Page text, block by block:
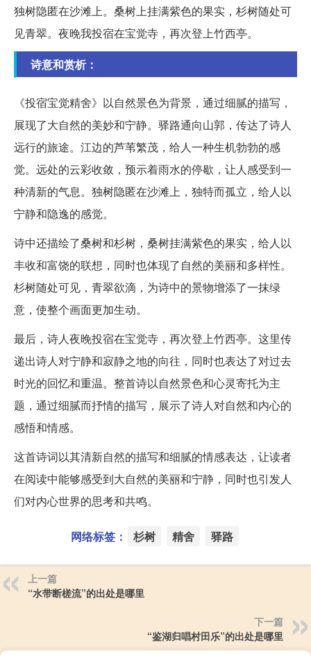
独树隐匿在沙滩上。桑树上挂满紫色的果实，杉树随处可
见青翠。夜晚我投宿在宝觉寺，再次登上竹西亭。
诗意和赏析：
《投宿宝觉精舍》以自然景色为背景，通过细腻的描写，
展现了大自然的美妙和宁静。驿路通向山郭，传达了诗人
远行的旅途。江边的芦苇繁茂，给人一种生机勃勃的感
觉。远处的云彩收敛，预示着雨水的停歇，让人感受到一
种清新的气息。独树隐匿在沙滩上，独特而孤立，给人以
宁静和隐逸的感觉。
诗中还描绘了桑树和杉树，桑树挂满紫色的果实，给人以
丰收和富饶的联想，同时也体现了自然的美丽和多样性。
杉树随处可见，青翠欲滴，为诗中的景物增添了一抹绿
意，使整个画面更加生动。
最后，诗人夜晚投宿在宝觉寺，再次登上竹西亭。这里传
递出诗人对宁静和寂静之地的向往，同时也表达了对过去
时光的回忆和重温。整首诗以自然景色和心灵寄托为主
题，通过细腻而抒情的描写，展示了诗人对自然和内心的
感悟和情感。
这首诗词以其清新自然的描写和细腻的情感表达，让读者
在阅读中能够感受到大自然的美丽和宁静，同时也引发人
们对内心世界的思考和共鸣。
网络标签： 杉树 精舍 驿路
上一篇
“水带断槎流”的出处是哪里
下一篇
“鉴湖归唱村田乐”的出处是哪里